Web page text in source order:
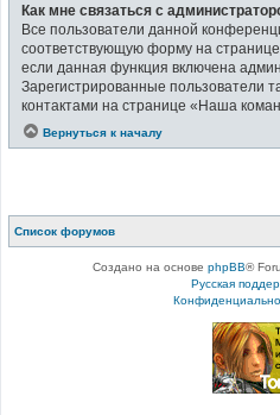
Как мне связаться с
Все пользователи данной
соответствующую форму на
если данная функция включена
Зарегистрированные пользователи
контактами на странице «Наша
Вернуться к началу
Список форумов
Создано на основе phpBB®
Русская